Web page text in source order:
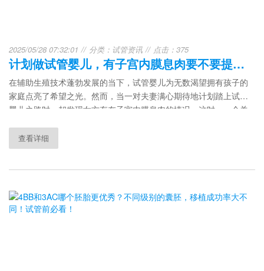
2025/05/28 07:32:01 分类： 试管资讯 点击：375
计划做试管婴儿，有子宫内膜息肉要不要提前切除？
在辅助生殖技术蓬勃发展的当下，试管婴儿为无数渴望拥有孩子的
家庭点亮了希望之光。然而，当一对夫妻满心期待地计划踏上试管
婴儿之路时，却发现女方存在子宫内膜息肉的情况，这时，一个关
要提前切除呢？
查看详细